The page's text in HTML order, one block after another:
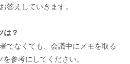
答えしていきます。
は？
でなくても、会議中にメモを取る
参考にしてください。